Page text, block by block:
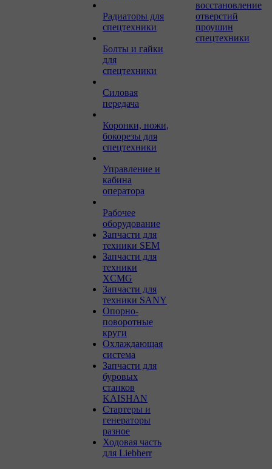
Радиаторы для
спецтехники
Болты и гайки
для
спецтехники
Силовая
передача
Коронки, ножи,
бокорезы для
спецтехники
Управление и
кабина
оператора
Рабочее
оборудование
Запчасти для
техники SEM
Запчасти для
техники
XCMG
Запчасти для
техники SANY
Опорно-
поворотные
круги
Охлаждающая
система
Запчасти для
буровых
станков
KAISHAN
Стартеры и
генераторы
разное
Ходовая часть
для Liebherr
восстановление
отверстий
проушин
спецтехники